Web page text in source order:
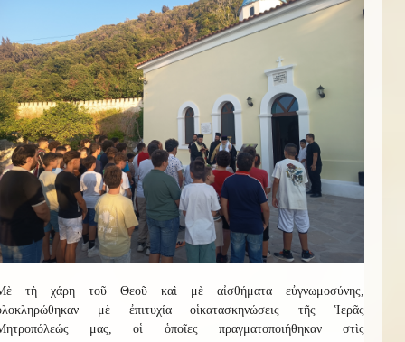
τὴ χάρη τοῦ Θεοῦ καὶ μὲ αἰσθήματα εὐγνωμοσύνης,
μὲ ἐπιτυχία οἱκατασκηνώσεις
τῆς Ἱερᾶς
μας, οἱ ὁποῖες πραγματοποιήθηκαν στὶς